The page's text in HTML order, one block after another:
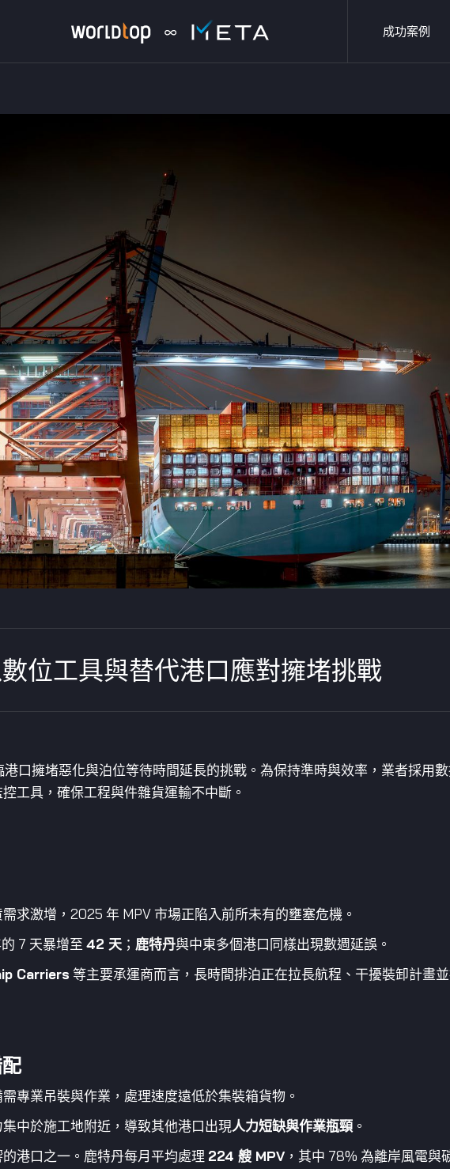
成功案例
位工具與替代港口應對擁堵挑戰
口擁堵惡化與泊位等待時間延長的挑戰。為保持準時與效率，業者採用
工具，確保工程與件雜貨運輸不中斷。
求激增，2025 年 MPV 市場正陷入前所未有的壅塞危機。
7 天暴增至 42 天 ； 鹿特丹與中東多個港口同樣出現數週延誤。
Carriers 等主要承運商而言，長時間排泊正在拉長航程、干擾裝卸計畫並
專業吊裝與作業，處理速度遠低於集裝箱貨物。
中於施工地附近，導致其他港口出現人力短缺與作業瓶頸 。
港口之一。鹿特丹每月平均處理 224 艘 MPV ，其中 78% 為離岸風電與